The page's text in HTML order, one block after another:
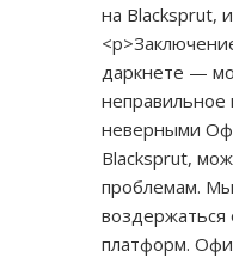
на Blacksprut,
даркнете —
неправильное
неверными
Blacksprut,
проблемам.
воздержаться
платформ.